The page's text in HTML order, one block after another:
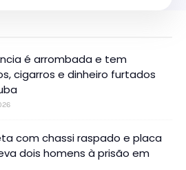
é arrombada e tem
cigarros e dinheiro furtados
com chassi raspado e placa
dois homens à prisão em